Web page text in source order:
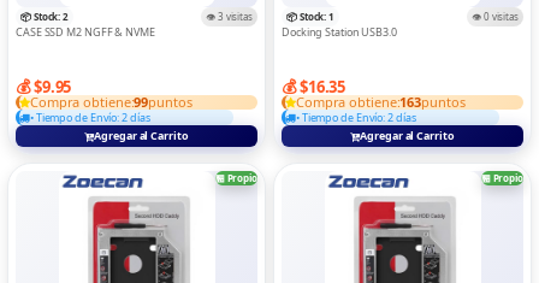
📦 Stock: 2 👁️ 3 visitas
CASE SSD M2 NGFF & NVME
💰 $9.95
Compra obtiene:99puntos
• Tiempo de Envío: 2 días
Agregar al Carrito
📦 Stock: 1 👁️ 0 visitas
Docking Station USB3.0
💰 $16.35
Compra obtiene:163puntos
• Tiempo de Envío: 2 días
Agregar al Carrito
🏪 Propio 🏪 Propio